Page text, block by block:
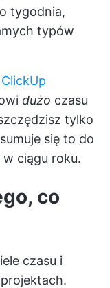
tygodnia,
typów
dużo czasu
tylko
się to do
w ciągu roku.
co
czasu i